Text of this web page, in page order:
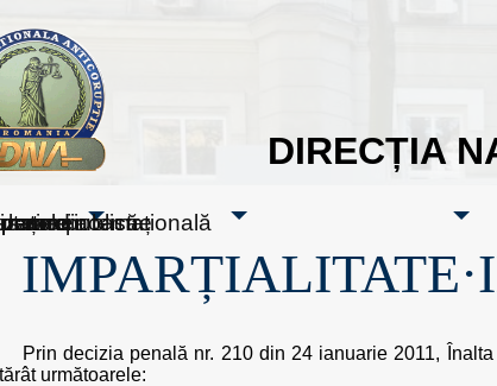
DIRECȚIA
ne
noinoastre
mediapublică
internațională
Prin decizia penală nr. 210 din 24 ianuarie 2011,
următoarele: